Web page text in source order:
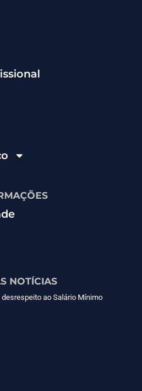
NOTÍCIAS
desrespeito ao Salário Mínimo